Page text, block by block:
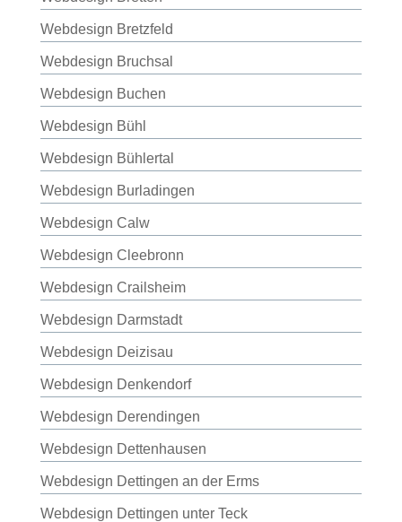
Webdesign Bretzfeld
Webdesign Bruchsal
Webdesign Buchen
Webdesign Bühl
Webdesign Bühlertal
Webdesign Burladingen
Webdesign Calw
Webdesign Cleebronn
Webdesign Crailsheim
Webdesign Darmstadt
Webdesign Deizisau
Webdesign Denkendorf
Webdesign Derendingen
Webdesign Dettenhausen
Webdesign Dettingen an der Erms
Webdesign Dettingen unter Teck